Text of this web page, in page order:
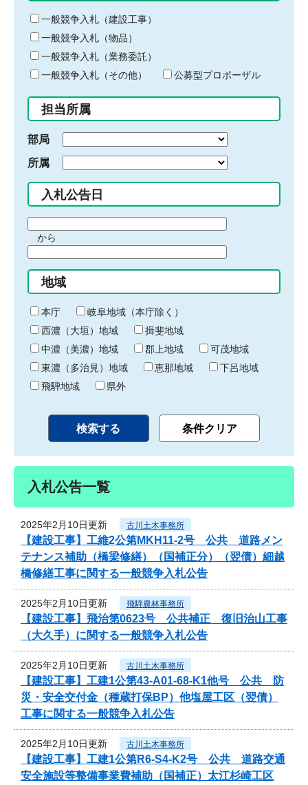
キ
ー
ワ
ー
ド
入
力
一般競争入札（建設工事）
一般競争入札（物品）
一般競争入札（業務委託）
一般競争入札（その他）
公募型プロポーザル
担当所属
部局
所属
入札公告日
間
始
り
から
間
終
わ
り
地域
本庁
岐阜地域（本庁除く）
西濃（大垣）地域
揖斐地域
中濃（美濃）地域
郡上地域
可茂地域
東濃（多治見）地域
恵那地域
下呂地域
飛騨地域
県外
入札公告一覧
2025年2月10日更新 古川土木事務所
【建設工事】工維2公第MKH11-2号 公共 道路メン
テナンス補助（橋梁修繕）（国補正分）（翌債）細越
橋修繕工事に関する一般競争入札公告
2025年2月10日更新 飛騨農林事務所
【建設工事】飛治第0623号 公共補正 復旧治山工事
（大久手）に関する一般競争入札公告
2025年2月10日更新 古川土木事務所
【建設工事】工建1公第43-A01-68-K1他号 公共 防
災・安全交付金（種蔵打保BP）他塩屋工区（翌債）
工事に関する一般競争入札公告
2025年2月10日更新 古川土木事務所
【建設工事】工建1公第R6-S4-K2号 公共 道路交通
安全施設等整備事業費補助（国補正）太江杉崎工区